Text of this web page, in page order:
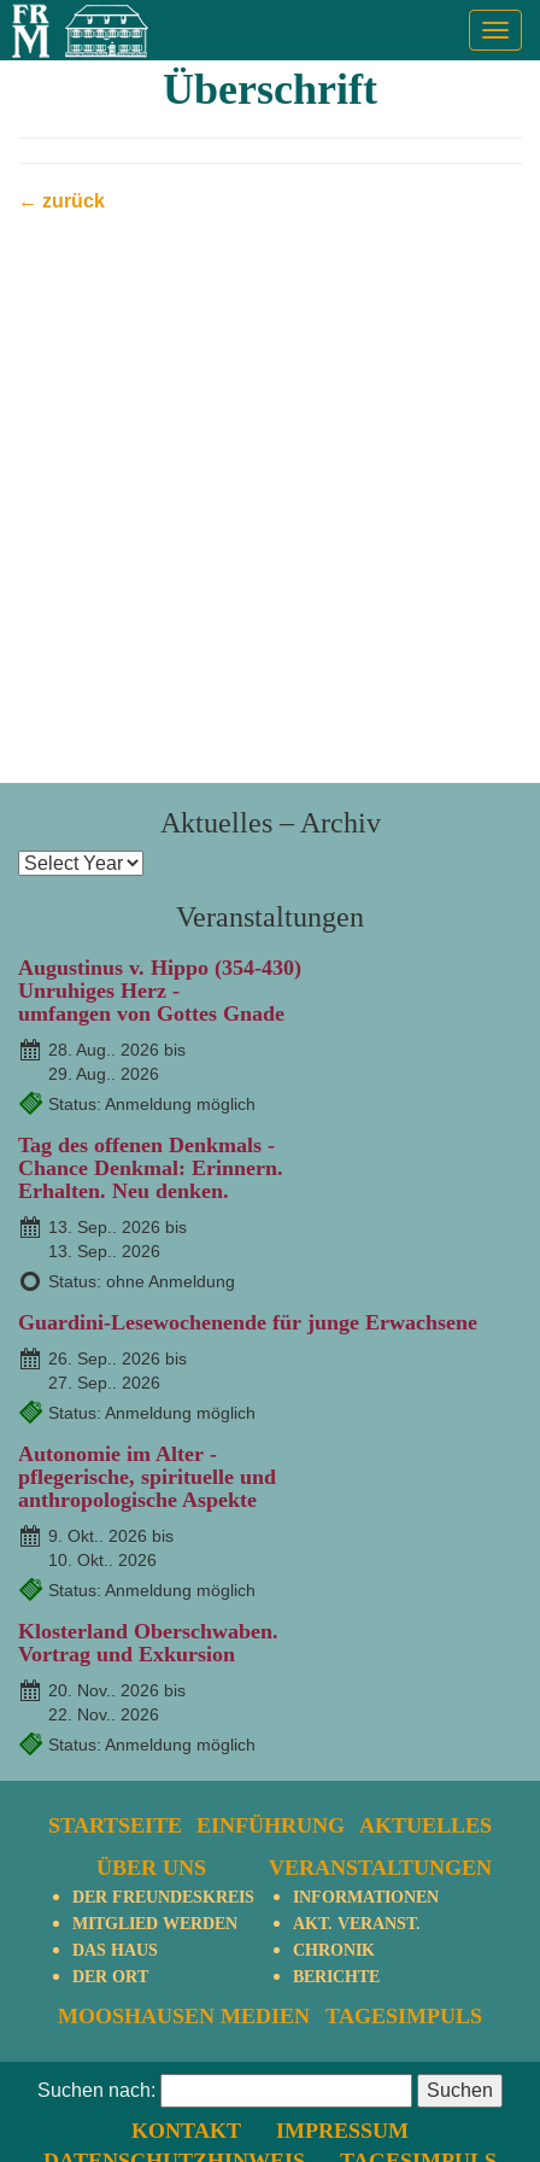
Überschrift
← zurück
Aktuelles – Archiv
Veranstaltungen
Augustinus v. Hippo (354-430)
Unruhiges Herz -
umfangen von Gottes Gnade
28. Aug.. 2026 bis
29. Aug.. 2026
Status: Anmeldung möglich
Tag des offenen Denkmals -
Chance Denkmal: Erinnern.
Erhalten. Neu denken.
13. Sep.. 2026 bis
13. Sep.. 2026
Status: ohne Anmeldung
Guardini-Lesewochenende für junge Erwachsene
26. Sep.. 2026 bis
27. Sep.. 2026
Status: Anmeldung möglich
Autonomie im Alter -
pflegerische, spirituelle und
anthropologische Aspekte
9. Okt.. 2026 bis
10. Okt.. 2026
Status: Anmeldung möglich
Klosterland Oberschwaben.
Vortrag und Exkursion
20. Nov.. 2026 bis
22. Nov.. 2026
Status: Anmeldung möglich
STARTSEITE EINFÜHRUNG
AKTUELLES
ÜBER UNS
DER FREUNDESKREIS
MITGLIED WERDEN
DAS HAUS
DER ORT
VERANSTALTUNGEN
INFORMATIONEN
AKT. VERANST.
CHRONIK
BERICHTE
MOOSHAUSEN MEDIEN TAGESIMPULS
Suchen nach:
KONTAKT
IMPRESSUM